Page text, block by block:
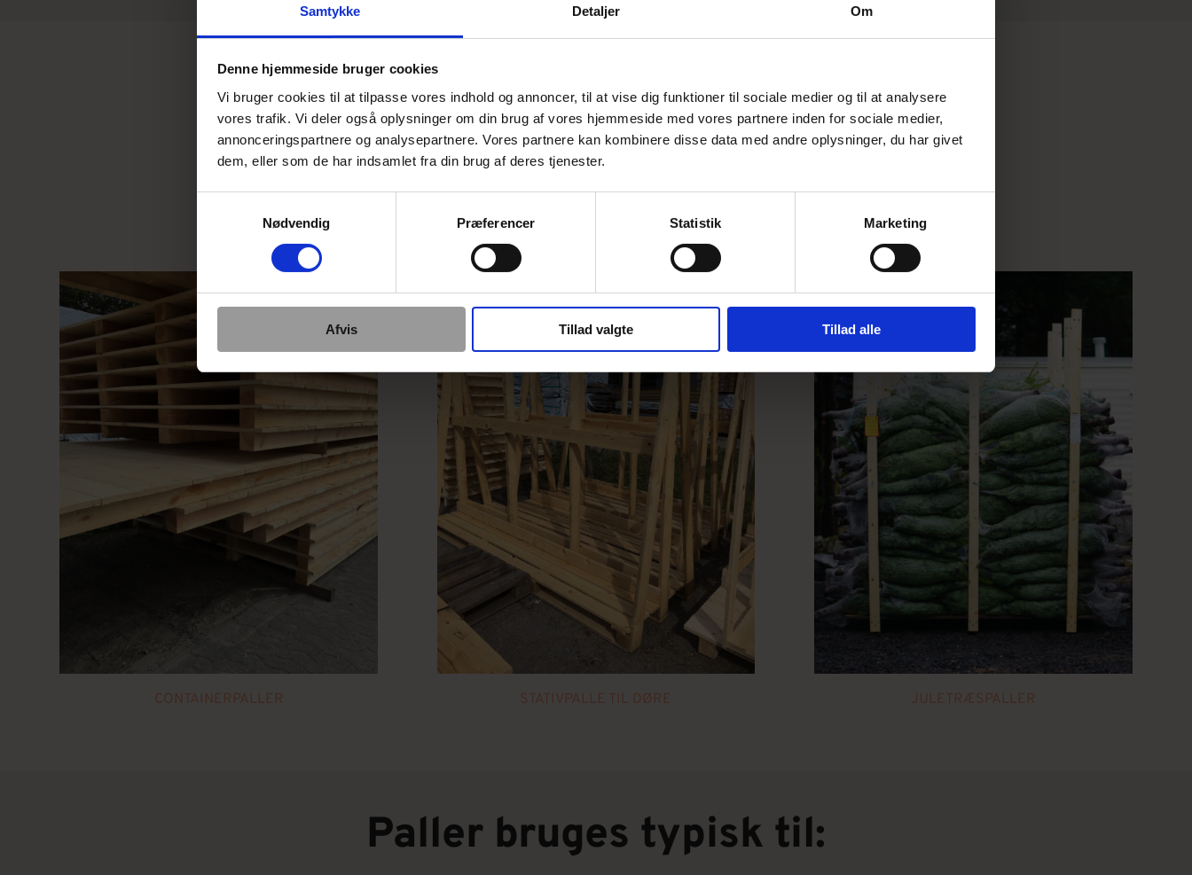
Samtykke Detaljer Om
Denne hjemmeside bruger cookies
Vi bruger cookies til at tilpasse vores indhold og annoncer, til at vise dig funktioner til sociale medier og til at analysere
vores trafik. Vi deler også oplysninger om din brug af vores hjemmeside med vores partnere inden for sociale medier,
annonceringspartnere og analysepartnere. Vores partnere kan kombinere disse data med andre oplysninger, du har givet
dem, eller som de har indsamlet fra din brug af deres tjenester.
Nødvendig
Præferencer Statistik Marketing
Afvis Tillad valgte Tillad alle
Transportpaller i høj kvalitet,
holdbare og pålidelige hele
vejen
CONTAINERPALLER STATIVPALLE TIL DØRE JULETRÆSPALLER
Paller bruges typisk til: